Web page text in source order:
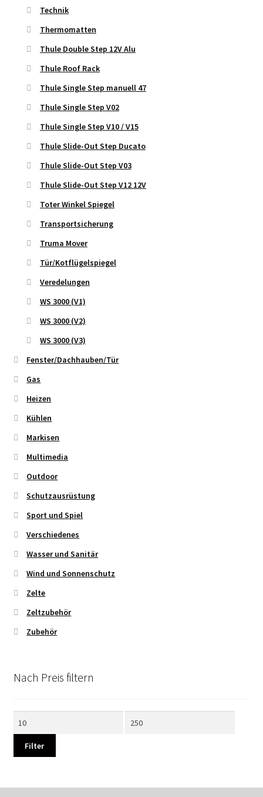
Technik
Thermomatten
Thule Double Step 12V Alu
Thule Roof Rack
Thule Single Step manuell 47
Thule Single Step V02
Thule Single Step V10 / V15
Thule Slide-Out Step Ducato
Thule Slide-Out Step V03
Thule Slide-Out Step V12 12V
Toter Winkel Spiegel
Transportsicherung
Truma Mover
Tür/Kotflügelspiegel
Veredelungen
WS 3000 (V1)
WS 3000 (V2)
WS 3000 (V3)
Fenster/Dachhauben/Tür
Gas
Heizen
Kühlen
Markisen
Multimedia
Outdoor
Schutzausrüstung
Sport und Spiel
Verschiedenes
Wasser und Sanitär
Wind und Sonnenschutz
Zelte
Zeltzubehör
Zubehör
Nach Preis filtern
Filter